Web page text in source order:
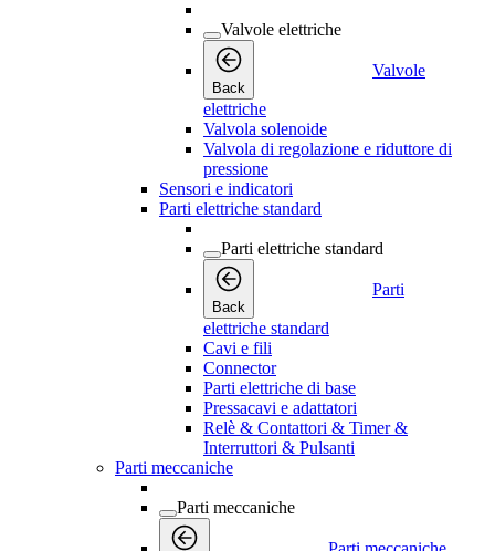
Valvole elettriche
Back
Valvole
elettriche
Valvola solenoide
Valvola di regolazione e riduttore di
pressione
Sensori e indicatori
Parti elettriche standard
Parti elettriche standard
Back
Parti
elettriche standard
Cavi e fili
Connector
Parti elettriche di base
Pressacavi e adattatori
Relè & Contattori & Timer &
Interruttori & Pulsanti
Parti meccaniche
Parti meccaniche